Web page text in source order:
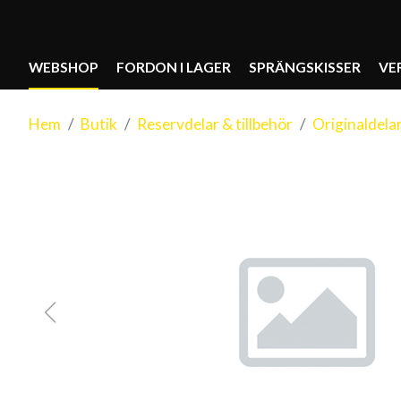
WEBSHOP FORDON I LAGER SPRÄNGSKISSER
Hem Butik Reservdelar & tillbehör